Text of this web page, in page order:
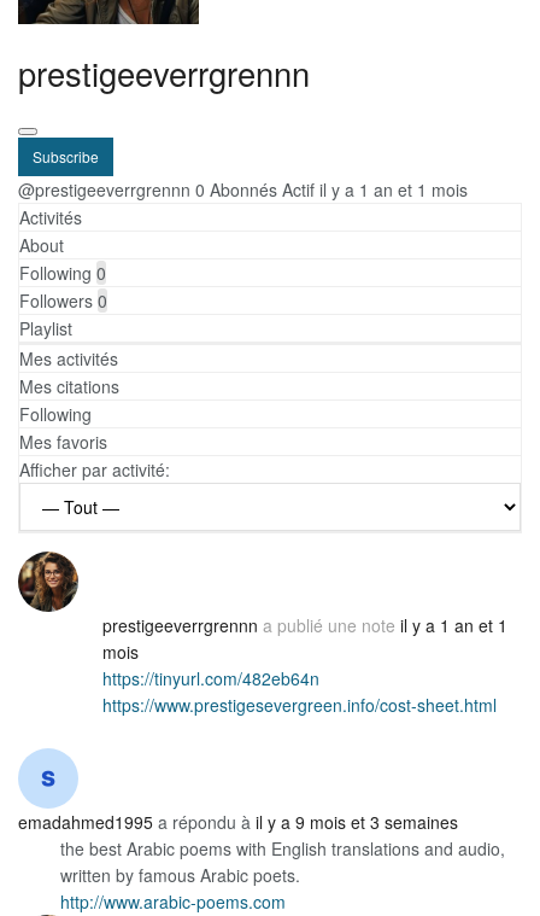
prestigeeverrgrennn
Subscribe
@prestigeeverrgrennn 0 Abonnés Actif il y a 1 an et 1 mois
Activités
About
Following 0
Followers 0
Playlist
Mes activités
Mes citations
Following
Mes favoris
Afficher par activité:
prestigeeverrgrennn a publié une note il y a 1 an et 1
mois
https://tinyurl.com/482eb64n
https://www.prestigesevergreen.info/cost-sheet.html
emadahmed1995 a répondu à il y a 9 mois et 3 semaines
the best Arabic poems with English translations and audio,
written by famous Arabic poets.
http://www.arabic-poems.com